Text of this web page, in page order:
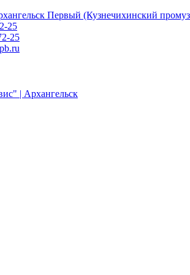
Первый (Кузнечихинский
25
25